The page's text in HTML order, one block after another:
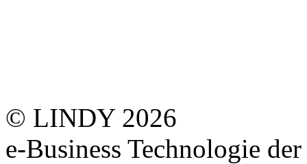
© LINDY 2026
e-Business Technologie